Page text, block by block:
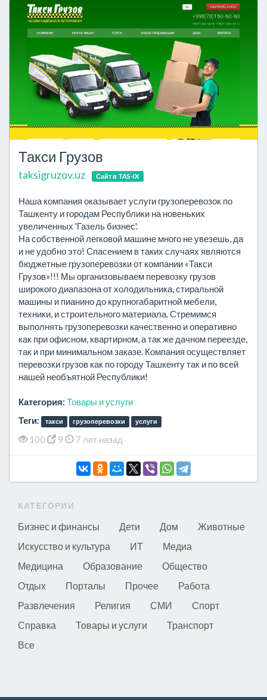
Такси Грузов
taksigruzov.uz Сайт в TAS-IX
Наша компания оказывает услуги грузоперевозок по
Ташкенту и городам Республики на новеньких
увеличенных 'Газель бизнес'.
На собственной легковой машине много не увезешь, да
и не удобно это! Спасением в таких случаях являются
бюджетные грузоперевозки от компании «Такси
Грузов»!!! Мы организовываем перевозку грузов
широкого диапазона от холодильника, стиральной
машины и пианино до крупногабаритной мебели,
техники, и строительного материала. Стремимся
выполнять грузоперевозки качественно и оперативно
как при офисном, квартирном, а так же дачном переезде,
так и при минимальном заказе. Компания осуществляет
перевозки грузов как по городу Ташкенту так и по всей
нашей необъятной Республики!
Категория: Товары и услуги
Теги:
такси грузоперевозки услуги
100 9 7 лет назад
КАТЕГОРИИ
Бизнес и финансы Дети Дом
Животные
Искусство и культура
ИТ
Медиа
Медицина
Образование
Общество
Отдых
Порталы Прочее
Работа
Развлечения
Религия СМИ
Спорт
Справка
Товары и услуги
Транспорт
Все